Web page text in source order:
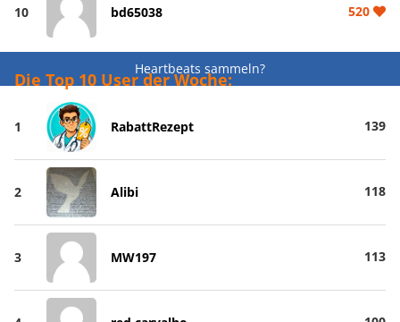
10 bd65038 520
Heartbeats sammeln?
Die Top 10 User der Woche:
1 RabattRezept 139
2 Alibi 118
3 MW197 113